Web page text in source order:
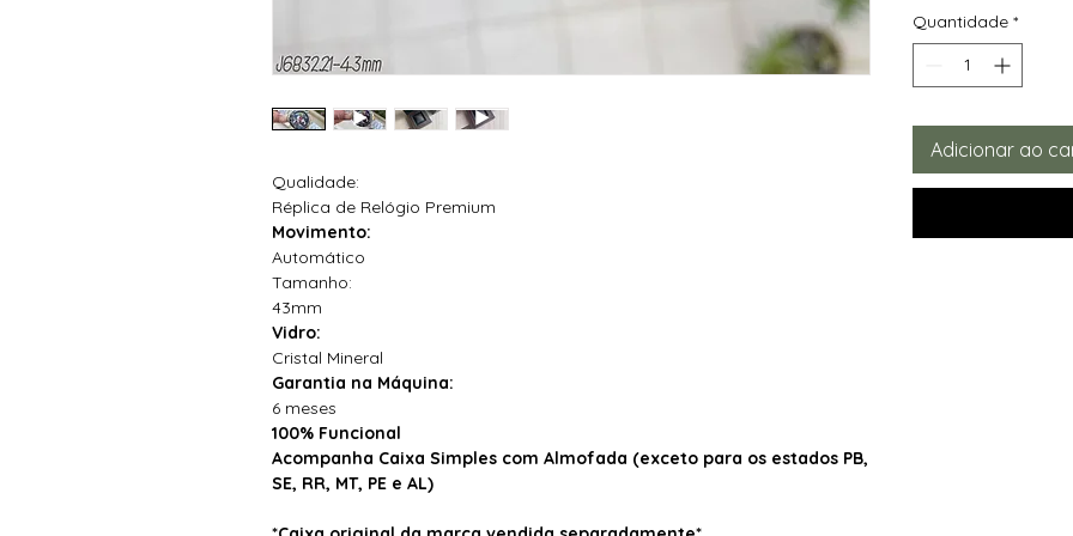
Qualidade:
Réplica de Relógio Premium
Movimento:
Automático
Tamanho:
43mm
Vidro:
Cristal Mineral
Garantia na Máquina:
6 meses
100% Funcional
Acompanha Caixa Simples com Almofada (exceto para os estados PB,
SE, RR, MT, PE e AL)
Quantidade *
Adicionar ao